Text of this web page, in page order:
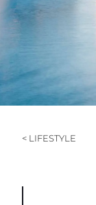
< LIFESTYLE